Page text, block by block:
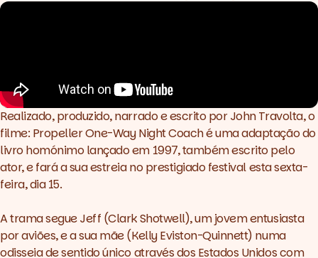
Realizado, produzido, narrado e escrito por John Travolta, o
filme: Propeller One-Way Night Coach éuma adaptação do
livro homónimo lançado em 1997, também escrito pelo
ator, e fará a sua estreia no prestigiado festival esta sexta-
feira, dia 15.
A trama segue Jeff (Clark Shotwell), um jovem entusiasta
por aviões, e a sua mãe (Kelly Eviston-Quinnett) numa
odisseia de sentido único através dos Estados Unidos com